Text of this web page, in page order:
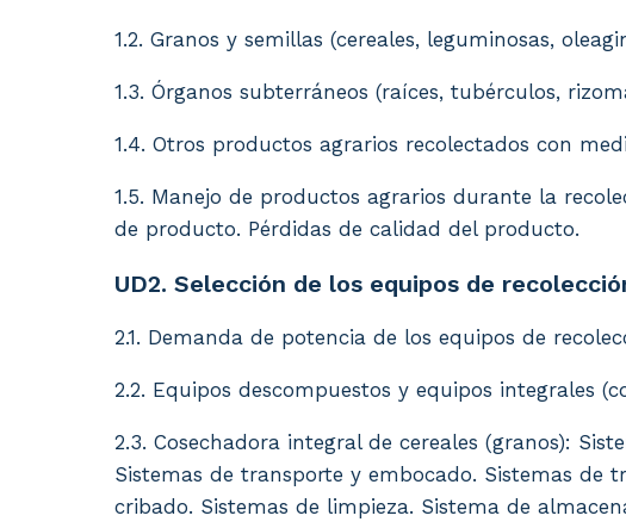
1.2. Granos y semillas (cereales, leguminosas,
1.3. Órganos subterráneos (raíces, tubérculos,
1.4. Otros productos agrarios recolectados con
1.5. Manejo de productos agrarios durante la
de producto. Pérdidas de calidad del producto.
UD2. Selección de los equipos de
2.1. Demanda de potencia de los equipos de
2.2. Equipos descompuestos y equipos integrales
2.3. Cosechadora integral de cereales (granos):
Sistemas de transporte y embocado. Sistemas de
cribado. Sistemas de limpieza. Sistema de